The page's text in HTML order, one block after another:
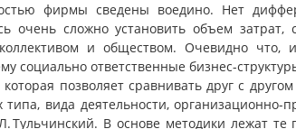
фирмы сведены воедино. Нет
очень сложно установить объем
и обществом. Очевидно что,
социально ответственные бизнес-
позволяет сравнивать друг с
типа, вида деятельности,
Тульчинский. В основе методики лежат те